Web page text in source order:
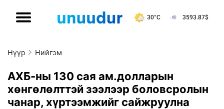
30°C 3593.87$
Нүүр Нийгэм
АХБ-ны 130 сая ам.долларын
хөнгөлөлттэй зээлээр боловсролын
чанар, хүртээмжийг сайжруулна